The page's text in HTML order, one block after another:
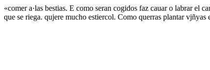
«comer a·las bestias. E como seran cogidos faz cauar o labrar el
que se riega. qujere mucho estiercol. Como querras plantar